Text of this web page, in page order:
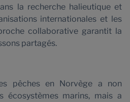
la recherche halieutique et
internationales et les
collaborative garantit la
partagés.
pêches en Norvège a non
écosystèmes marins, mais a